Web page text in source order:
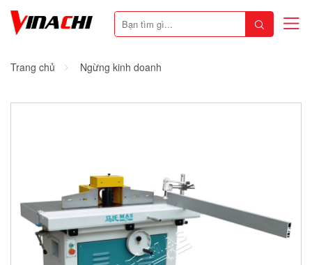
Trang chủ Ngừng kinh doanh